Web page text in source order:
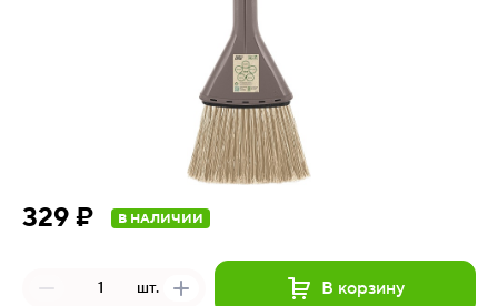
329 ₽ В НАЛИЧИИ
шт. В корзину